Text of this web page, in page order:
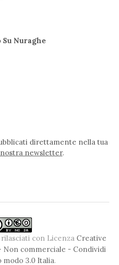
Nuraghe
direttamente nella tua
newsletter.
con Licenza Creative
Non commerciale - Condividi
modo 3.0 Italia.